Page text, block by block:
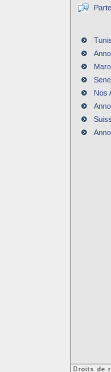
Nos
Droits de